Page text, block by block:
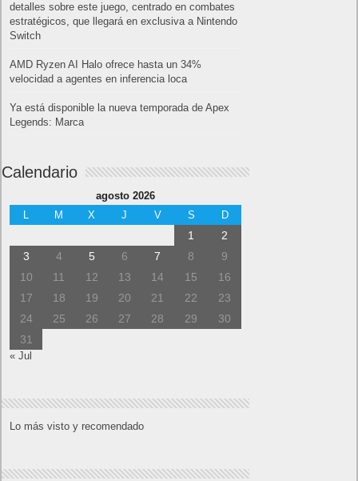
detalles sobre este juego, centrado en combates
estratégicos, que llegará en exclusiva a Nintendo
Switch
AMD Ryzen AI Halo ofrece hasta un 34%
velocidad a agentes en inferencia loca
Ya está disponible la nueva temporada de Apex
Legends: Marca
Calendario
agosto 2026
L
M X J V S D
1
2
3
4 5 6 7 8
9
10
11 12 13 14 15
16
17
18 19 20 21 22
23
24
25 26 27 28 29
30
31
« Jul
Lo más visto y recomendado